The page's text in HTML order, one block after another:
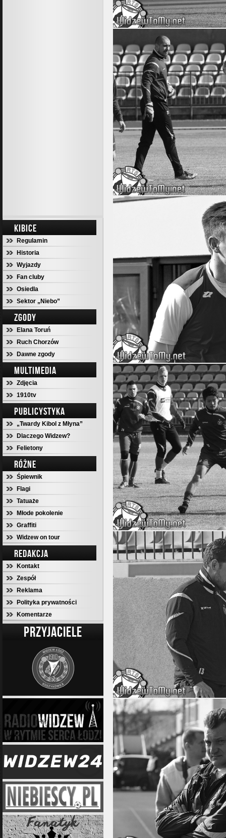
KIBICE
Regulamin
Historia
Wyjazdy
Fan cluby
Osiedla
Sektor „Niebo”
ZGODY
Elana Toruń
Ruch Chorzów
Dawne zgody
MULTIMEDIA
Zdjęcia
1910tv
PUBLICYSTYKA
„Twardy Kibol z Młyna”
Dlaczego Widzew?
Felietony
RÓŻNE
Śpiewnik
Flagi
Tatuaże
Młode pokolenie
Graffiti
Widzew on tour
REDAKCJA
Kontakt
Zespół
Reklama
Polityka prywatności
Komentarze
PRZYJACIELE